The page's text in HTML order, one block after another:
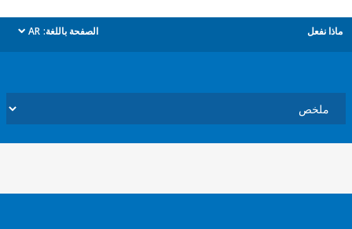
الصفحة باللغة: AR
dropdown